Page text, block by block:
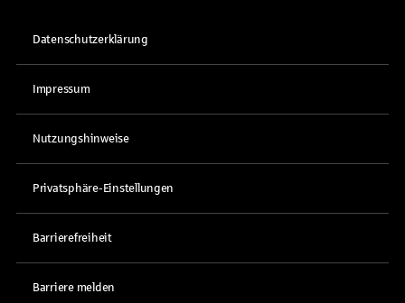
Datenschutzerklärung
Impressum
Nutzungshinweise
Privatsphäre-Einstellungen
Barrierefreiheit
Barriere melden